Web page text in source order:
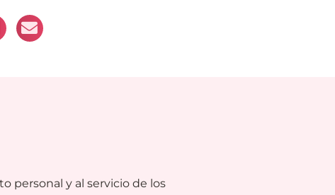
personal y al servicio de los